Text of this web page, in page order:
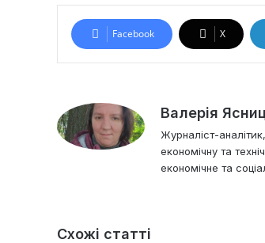
Facebook X
Валерія
Журналіст-
економічну та
економічне та
Схожі статті